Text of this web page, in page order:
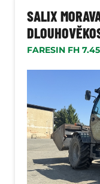
SALIX
FARESIN FH 7.45